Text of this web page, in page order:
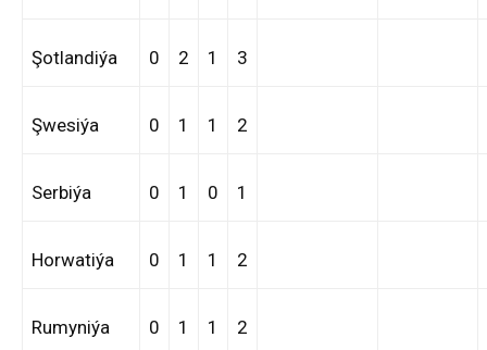
Şotlandiýa 0 2 1 3
Şwesiýa 0 1 1 2
Serbiýa 0 1 0 1
Horwatiýa 0 1 1 2
Rumyniýa 0 1 1 2